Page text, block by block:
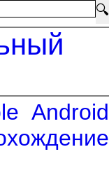
🔍
Android